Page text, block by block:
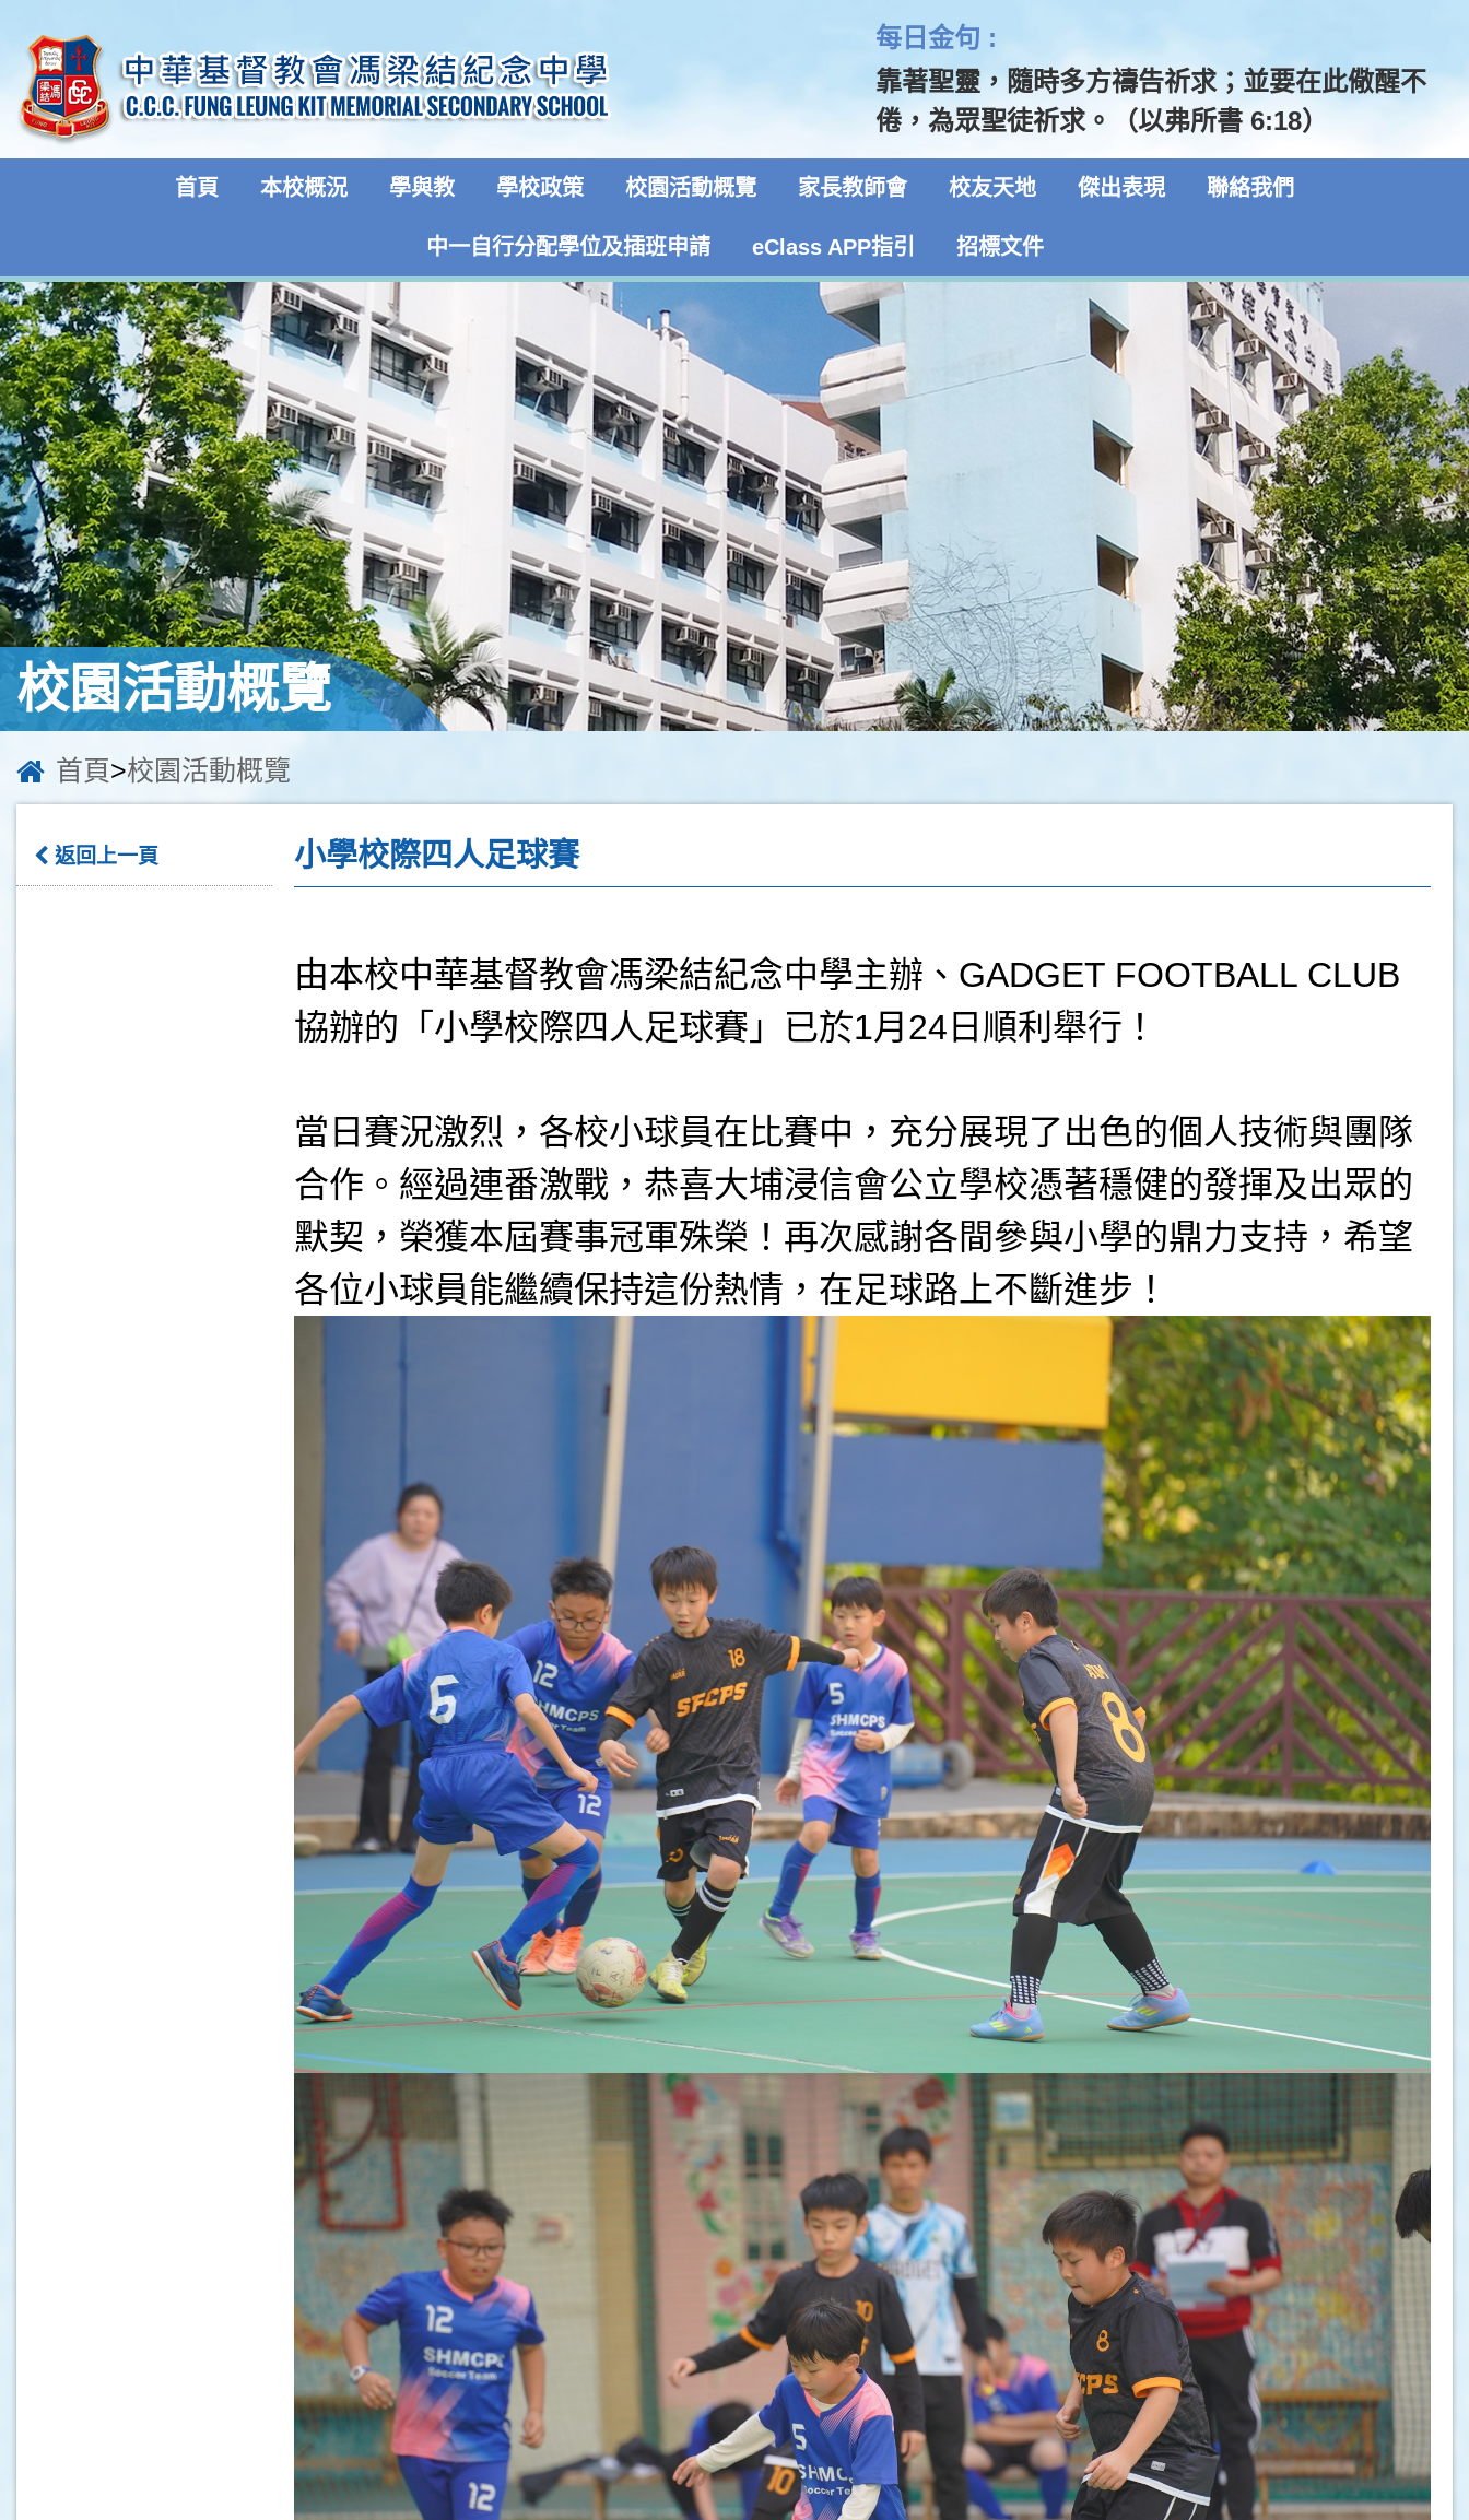
每日金句 :
靠著聖靈，隨時多方禱告祈求；並要在此儆醒不
倦，為眾聖徒祈求。（以弗所書 6:18）
首頁 本校概況 學與教 學校政策 校園活動概覽 家長教師會 校友天地 傑出表現 聯絡我們
中一自行分配學位及插班申請 eClass APP指引 招標文件
校園活動概覽
首頁>校園活動概覽
返回上一頁 小學校際四人足球賽
由本校中華基督教會馮梁結紀念中學主辦、GADGET FOOTBALL CLUB
協辦的「小學校際四人足球賽」已於1月24日順利舉行！
當日賽況激烈，各校小球員在比賽中，充分展現了出色的個人技術與團隊
合作。經過連番激戰，恭喜大埔浸信會公立學校憑著穩健的發揮及出眾的
默契，榮獲本屆賽事冠軍殊榮！再次感謝各間參與小學的鼎力支持，希望
各位小球員能繼續保持這份熱情，在足球路上不斷進步！